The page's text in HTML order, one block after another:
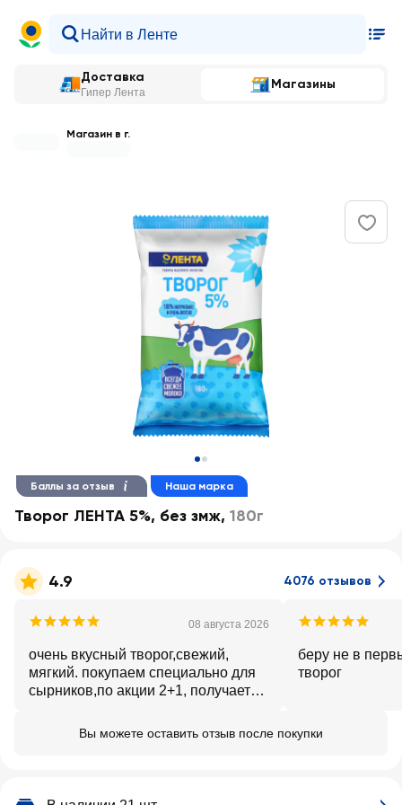
Доставка
Гипер Лента
Магазины
Магазин в г.
Баллы за отзыв Наша марка
Творог ЛЕНТА 5%, без змж, 180г
4.9 4076 отзывов
08 августа 2026
очень вкусный творог,свежий,
мягкий. покупаем специально для
сырников,по акции 2+1, получается
сахаром и сметаной, тоже
беру не в
творог
Вы можете оставить отзыв после покупки